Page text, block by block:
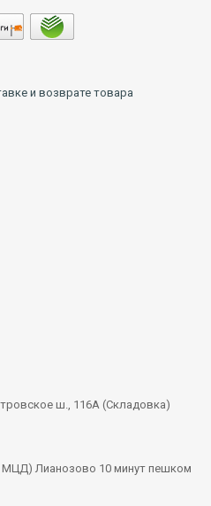
и возврате товара
ш., 116А (Складовка)
МЦД) Лианозово 10 минут пешком